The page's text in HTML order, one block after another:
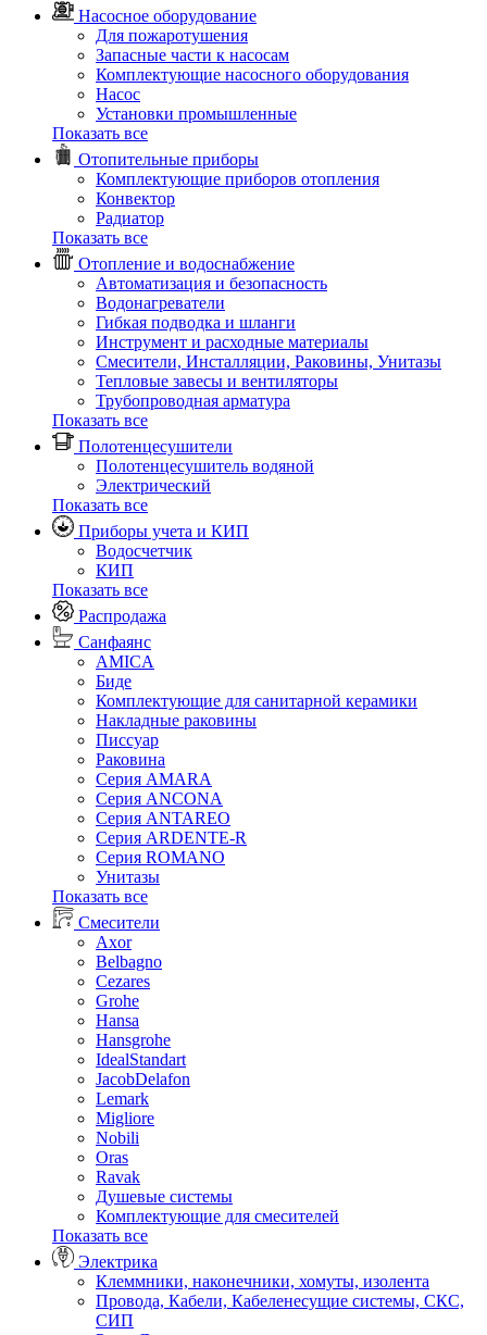
Насосное оборудование
Для пожаротушения
Запасные части к насосам
Комплектующие насосного оборудования
Насос
Установки промышленные
Показать все
Отопительные приборы
Комплектующие приборов отопления
Конвектор
Радиатор
Показать все
Отопление и водоснабжение
Автоматизация и безопасность
Водонагреватели
Гибкая подводка и шланги
Инструмент и расходные материалы
Смесители, Инсталляции, Раковины, Унитазы
Тепловые завесы и вентиляторы
Трубопроводная арматура
Показать все
Полотенцесушители
Полотенцесушитель водяной
Электрический
Показать все
Приборы учета и КИП
Водосчетчик
КИП
Показать все
Распродажа
Санфаянс
AMICA
Биде
Комплектующие для санитарной керамики
Накладные раковины
Писсуар
Раковина
Серия AMARA
Серия ANCONA
Серия ANTAREO
Серия ARDENTE-R
Серия ROMANO
Унитазы
Показать все
Смесители
Axor
Belbagno
Cezares
Grohe
Hansa
Hansgrohe
IdealStandart
JacobDelafon
Lemark
Migliore
Nobili
Oras
Ravak
Душевые системы
Комплектующие для смесителей
Показать все
Электрика
Клеммники, наконечники, хомуты, изолента
Провода, Кабели, Кабеленесущие системы, СКС,
СИП